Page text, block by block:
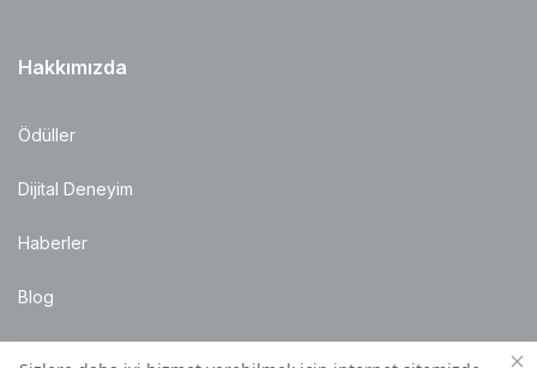
Hakkımızda
Ödüller
Dijital Deneyim
Haberler
Blog